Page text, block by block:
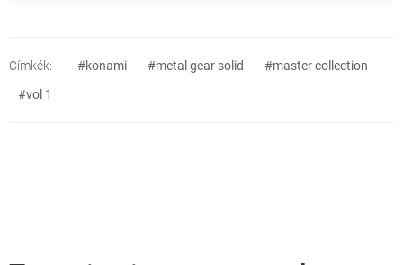
Címkék: #konami #metal gear solid
#master collection
#vol 1